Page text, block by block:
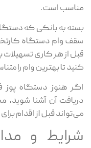
مناسب است.
بسته به بانکی که
سقف وام دستگاه
قبل از هر کاری تسهیلات
کنید تا بهترین وام را
اگر هنوز دستگاه پوز
دریافت آن آشنا شوید،
می‌تواند قبل از اقدام
شرایط و